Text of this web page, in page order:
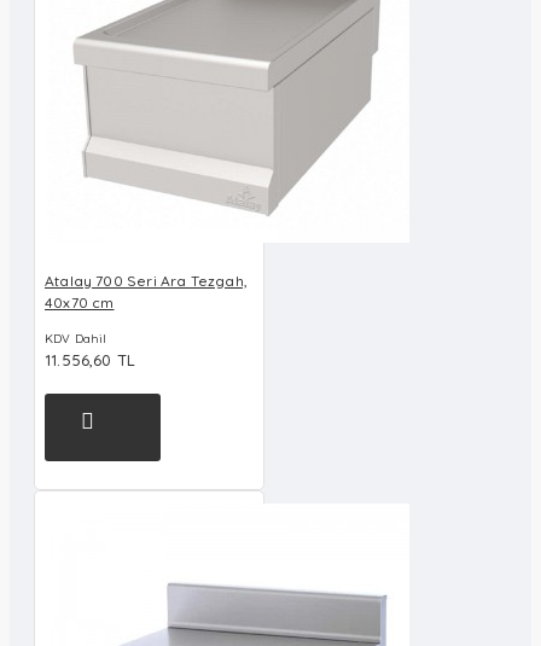
Atalay 700 Seri Ara Tezgah,
40x70 cm
KDV Dahil
11.556,60 TL